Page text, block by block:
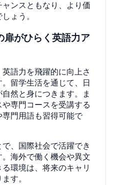
ンスともなり、より価
ょう。
扉がひらく英語力ア
語力を飛躍的に向上さ
留学生活を通じて、日
然と身につきます。ま
専門コースを受講する
門用語も習得可能で
、国際社会で活躍でき
海外で働く機会や異文
環境は、将来のキャリ
す。